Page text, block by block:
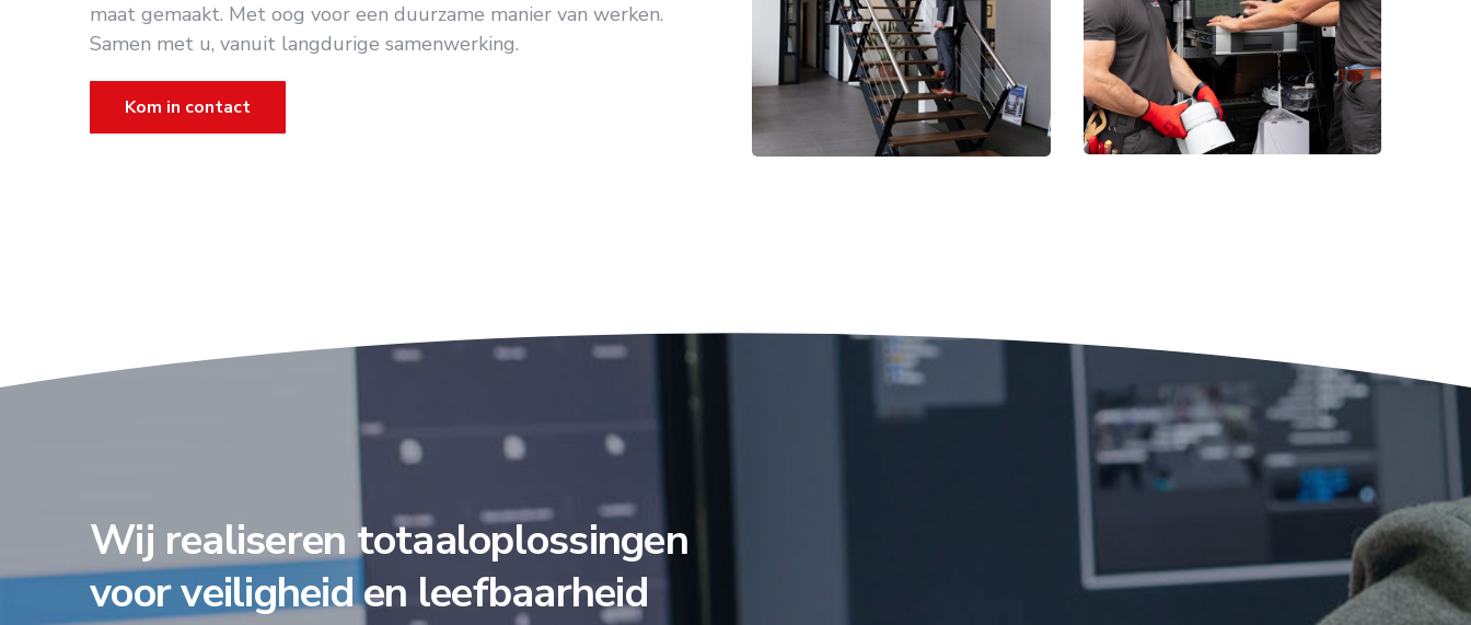
maat gemaakt. Met oog voor een duurzame manier van werken.
Samen met u, vanuit langdurige samenwerking.
Kom in contact
Wij realiseren totaaloplossingen
voor veiligheid en leefbaarheid